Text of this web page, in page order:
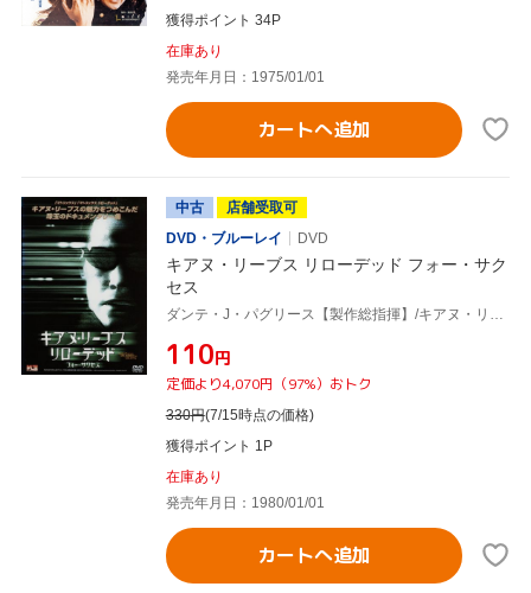
獲得ポイント 34P
在庫あり
発売年月日：1975/01/01
カートへ追加
中古
店舗受取可
DVD・ブルーレイ
DVD
キアヌ・リーブス リローデッド フォー・サク
セス
¥110円
定価より4,070円（97%）おトク
330円(7/15時点の価格)
獲得ポイント 1P
在庫あり
発売年月日：1980/01/01
カートへ追加